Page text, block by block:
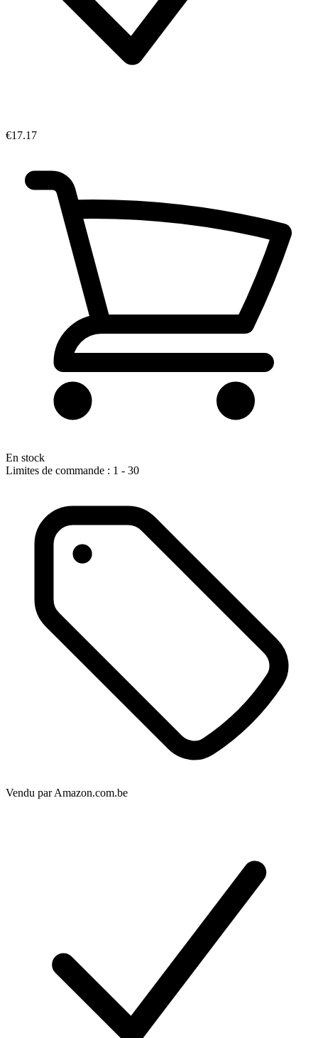
€17.17
En stock
Limites de commande : 1 - 30
Vendu parAmazon.com.be